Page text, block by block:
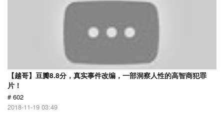
【越哥】豆瓣8.8分，真实事件改编，一部洞察人性的高智商犯罪
片！
# 602
2018-11-19 03:49